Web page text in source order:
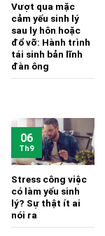
Vượt qua mặc
cảm yếu sinh lý
sau ly hôn hoặc
đổ vỡ: Hành trình
tái sinh bản lĩnh
đàn ông
Stress công việc
có làm yếu sinh
lý? Sự thật ít ai
nói ra
06
Th9